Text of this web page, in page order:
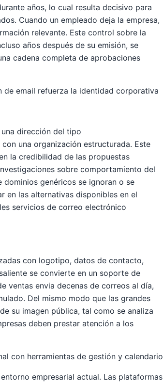
años, lo cual resulta decisivo para
Cuando un empleado deja la empresa,
relevante. Este control sobre la
años después de su emisión, se
cadena completa de aprobaciones
email refuerza la identidad corporativa
dirección del tipo
una organización estructurada. Este
la credibilidad de las propuestas
sobre comportamiento del
genéricos se ignoran o se
en las alternativas disponibles en el
servicios de correo electrónico
con logotipo, datos de contacto,
se convierte en un soporte de
ventas envia decenas de correos al día,
Del mismo modo que las grandes
su imagen pública, tal como se analiza
deben prestar atención a los
con herramientas de gestión y calendario
empresarial actual. Las plataformas